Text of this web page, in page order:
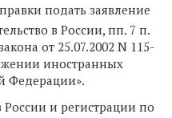
подать заявление
в России, пп. 7 п.
от 25.07.2002 N 115-
иностранных
Федерации».
и регистрации по